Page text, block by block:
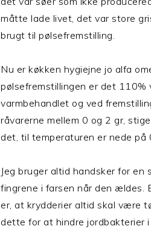
måtte lade livet, det var store
brugt til pølsefremstilling.
Nu er køkken hygiejne jo alfa
pølsefremstillingen er det
varmbehandlet og ved
råvarerne mellem 0 og 2 gr,
det, til temperaturen er nede på
Jeg bruger altid handsker for en
fingrene i farsen når den ældes.
er, at krydderier altid skal være
dette for at hindre jordbakterier